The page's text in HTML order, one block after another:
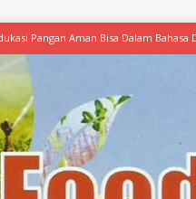
Pangan Aman Bisa Dalam Bahasa
Mulai Ekspansi, IKEA dan MSC
Free Versi Healthy Choice, Tepung
Latih Olah Singkong, KKN